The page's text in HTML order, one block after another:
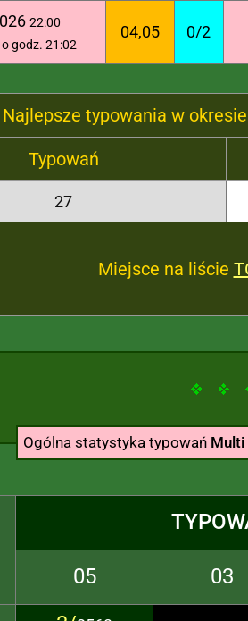
22:00
godz. 21:02
04,05 0/2
Najlepsze typowania w
Typowań
27
Miejsce na liście
Ogólna statystyka typowań Multi
05 03